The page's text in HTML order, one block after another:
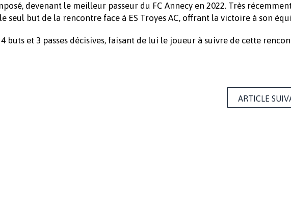
devenant le meilleur passeur du FC Annecy en 2022. Très
seul but de la rencontre face à ES Troyes AC, offrant la victoire à son
buts et 3 passes décisives, faisant de lui le joueur à suivre de cette
ARTICLE